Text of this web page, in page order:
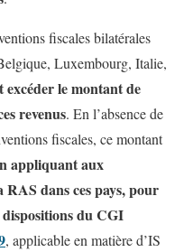
fiscales bilatérales
Luxembourg, Italie,
excéder le montant de
revenus. En l’absence de
fiscales, ce montant
appliquant aux
dans ces pays, pour
du CGI
, applicable en matière d’IS